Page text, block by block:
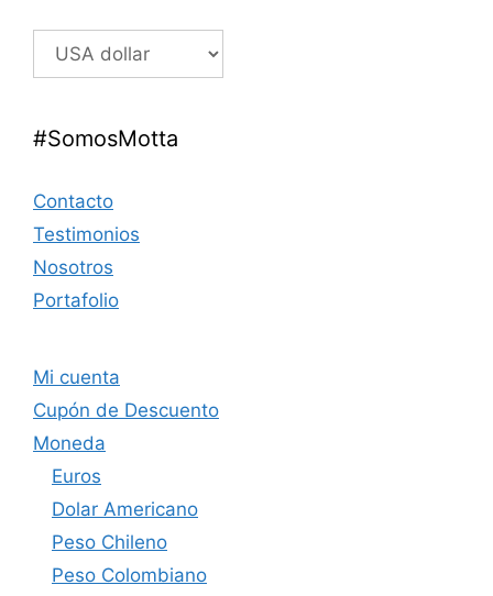
#SomosMotta
Contacto
Testimonios
Nosotros
Portafolio
Mi cuenta
Cupón de Descuento
Moneda
Euros
Dolar Americano
Peso Chileno
Peso Colombiano